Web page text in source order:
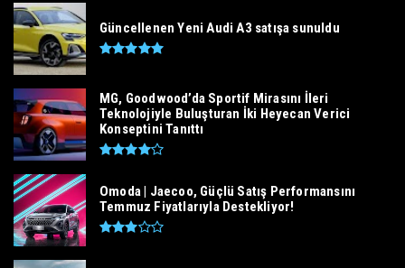
Güncellenen Yeni Audi A3 satışa sunuldu
MG, Goodwood’da Sportif Mirasını İleri
Teknolojiyle Buluşturan İki Heyecan Verici
Konseptini Tanıttı
Omoda | Jaecoo, Güçlü Satış Performansını
Temmuz Fiyatlarıyla Destekliyor!